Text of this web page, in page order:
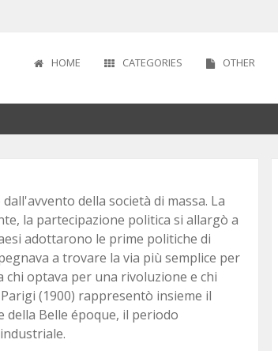
HOME CATEGORIES OTHER
della società di massa. La
la partecipazione politica si allargò a
adottarono le prime politiche di
a trovare la via più semplice per
optava per una rivoluzione e chi
(1900) rappresentò insieme il
della Belle époque, il periodo